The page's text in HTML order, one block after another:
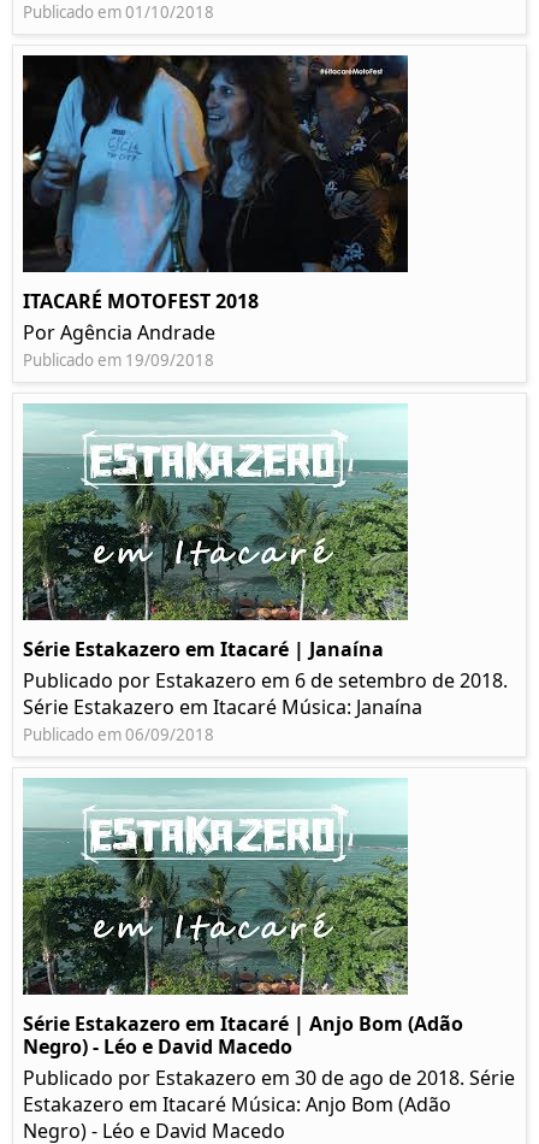
Publicado em 01/10/2018
ITACARÉ MOTOFEST 2018
Por Agência Andrade
Publicado em 19/09/2018
Série Estakazero em Itacaré | Janaína
Publicado por Estakazero em 6 de setembro de 2018.
Série Estakazero em Itacaré Música: Janaína
Publicado em 06/09/2018
Série Estakazero em Itacaré | Anjo Bom (Adão
Negro) - Léo e David Macedo
Publicado por Estakazero em 30 de ago de 2018. Série
Estakazero em Itacaré Música: Anjo Bom (Adão
Negro) - Léo e David Macedo